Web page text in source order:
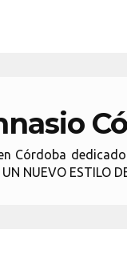
NUEVO ESTILO